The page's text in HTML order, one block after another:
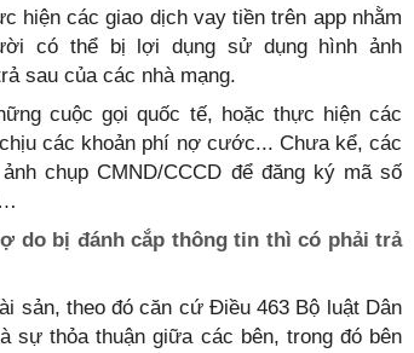
hiện các giao dịch vay tiền trên app nhằm
có thể bị lợi dụng sử dụng hình ảnh
sau của các nhà mạng.
cuộc gọi quốc tế, hoặc thực hiện các
các khoản phí nợ cước... Chưa kể, các
chụp CMND/CCCD để đăng ký mã số
do bị đánh cắp thông tin thì có phải trả
sản, theo đó căn cứ Điều 463 Bộ luật Dân
sự thỏa thuận giữa các bên, trong đó bên